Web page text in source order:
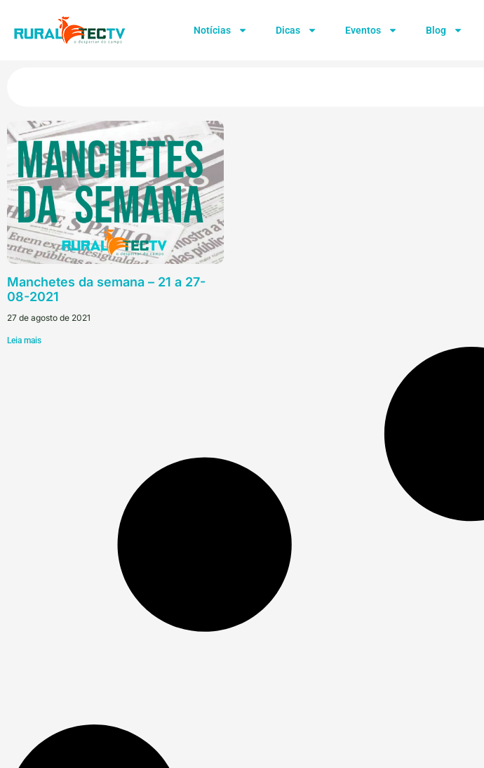
Notícias Dicas Eventos Blog
Manchetes da semana – 21 a 27-
08-2021
27 de agosto de 2021
Leia mais